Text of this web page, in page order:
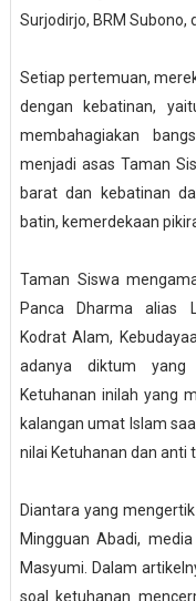
Surjodirjo, BRM
Setiap pertemuan,
dengan kebatinan,
membahagiakan
menjadi asas Taman
barat dan kebatinan
batin, kemerdekaan
Taman Siswa
Panca Dharma alias
Kodrat Alam,
adanya diktum yang
Ketuhanan inilah yang
kalangan umat Islam
nilai Ketuhanan dan anti
Diantara yang
Mingguan Abadi,
Masyumi. Dalam
soal ketuhanan